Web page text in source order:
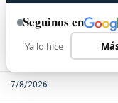
7/8/2026
Seguinos en
Ya lo hice